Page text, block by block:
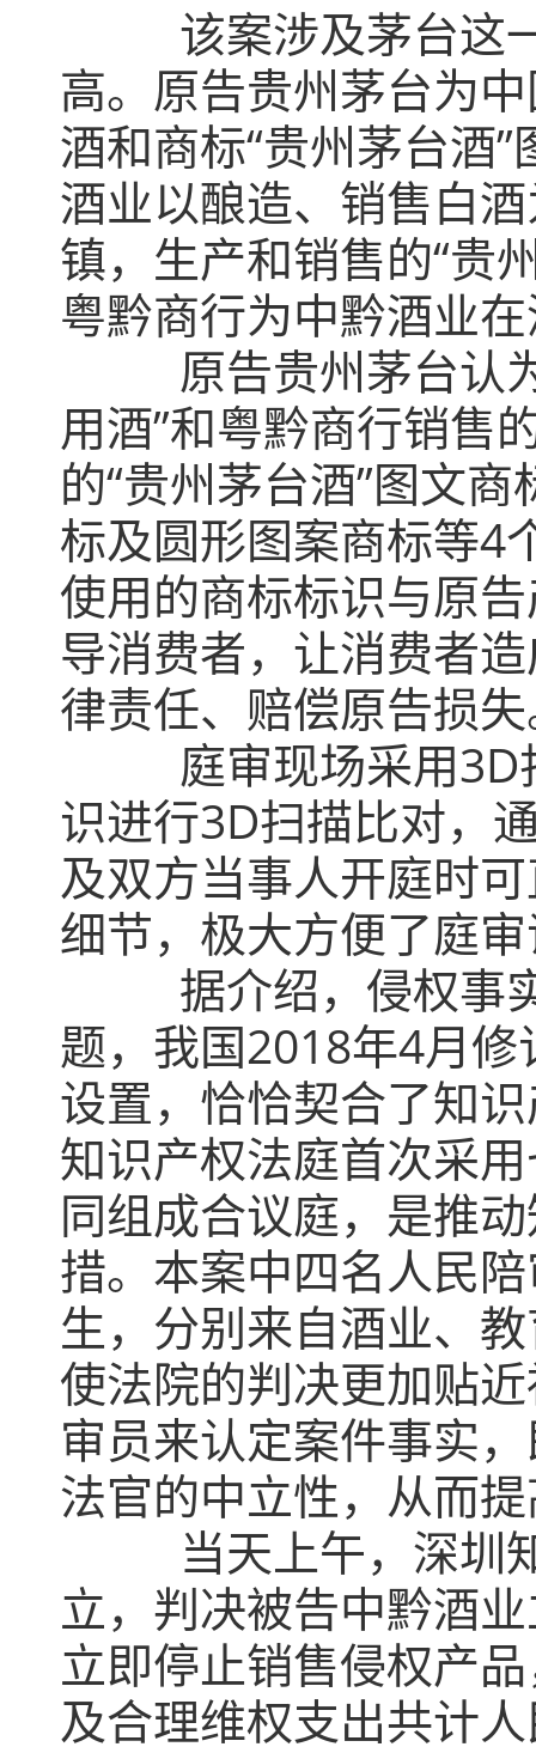
该案涉及茅台这一
高。原告贵州茅台为
酒和商标“贵州茅台酒
酒业以酿造、销售白
镇，生产和销售的“贵
粤黔商行为中黔酒业
原告贵州茅台认为
用酒”和粤黔商行销售
的“贵州茅台酒”图文商
标及圆形图案商标等4
使用的商标标识与原
导消费者，让消费者
律责任、赔偿原告损
庭审现场采用3D扫
识进行3D扫描比对，
及双方当事人开庭时
细节，极大方便了庭
据介绍，侵权事实
题，我国2018年4月
设置，恰恰契合了知
知识产权法庭首次采
同组成合议庭，是推
措。本案中四名人民
生，分别来自酒业、
使法院的判决更加贴
审员来认定案件事实
法官的中立性，从而
当天上午，深圳知
立，判决被告中黔酒
立即停止销售侵权产
及合理维权支出共计